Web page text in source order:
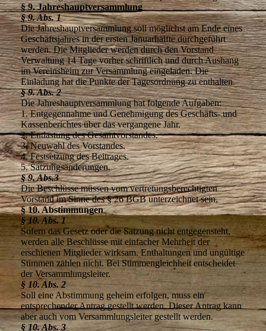
§ 9. Jahreshauptversammlung
§ 9. Abs. 1
Die Jahreshauptversammlung soll möglichst am Ende eines
Geschäftsjahres in der ersten Januarhälfte durchgeführt
werden. Die Mitglieder werden durch den Vorstand
Verwaltung 14 Tage vorher schriftlich und durch Aushang
im Vereinsheim zur Versammlung eingeladen. Die
Einladung hat die Punkte der Tagesordnung zu enthalten.
§ 9. Abs. 2
Die Jahreshauptversammlung hat folgende Aufgaben:
1. Entgegennahme und Genehmigung des Geschäfts- und
Kassenberichtes über das vergangene Jahr.
2. Entlastung des Gesamtvorstandes.
3. Neuwahl des Vorstandes.
4. Festsetzung des Beitrages.
5. Satzungsänderungen.
§ 9. Abs.3
Die Beschlüsse müssen vom vertretungsberechtigten
Vorstand im Sinne des § 26 BGB unterzeichnet sein.
§ 10. Abstimmungen
§ 10. Abs. 1
Sofern das Gesetz oder die Satzung nicht entgegensteht,
werden alle Beschlüsse mit einfacher Mehrheit der
erschienen Mitglieder wirksam. Enthaltungen und ungültige
Stimmen zählen nicht. Bei Stimmengleichheit entscheidet
der Versammlungsleiter.
§ 10. Abs. 2
Soll eine Abstimmung geheim erfolgen, muss ein
entsprechender Antrag gestellt werden. Dieser Antrag kann
aber auch vom Versammlungsleiter gestellt werden.
§ 10. Abs. 3